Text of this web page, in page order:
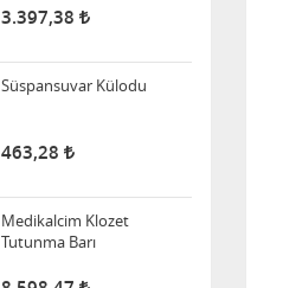
Tutunma Barı
8.598,47